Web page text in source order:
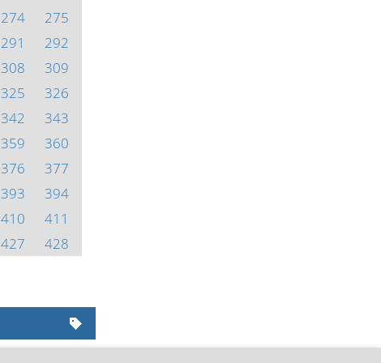
274
275
291
292
308
309
325
326
342
343
359
360
376
377
393
394
410
411
427
428